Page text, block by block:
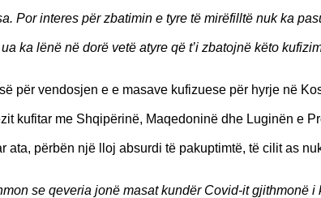
Por interes për zbatimin e tyre të mirëfilltë nuk ka
ka lënë në dorë vetë atyre që t’i zbatojnë këto
për vendosjen e e masave kufizuese për hyrje në
kufitar me Shqipërinë, Maqedoninë dhe Luginën e
përbën një lloj absurdi të pakuptimtë, të cilit as
se qeveria jonë masat kundër Covid-it gjithmonë